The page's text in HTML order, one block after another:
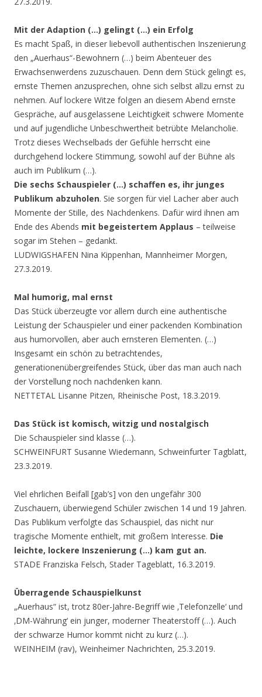
Mit der Adaption (…) gelingt (…) ein Erfolg
Es macht Spaß, in dieser liebevoll authentischen Inszenierung
den „Auerhaus“-Bewohnern (…) beim Abenteuer des
Erwachsenwerdens zuzuschauen. Denn dem Stück gelingt es,
ernste Themen anzusprechen, ohne sich selbst allzu ernst zu
nehmen. Auf lockere Witze folgen an diesem Abend ernste
Gespräche, auf ausgelassene Leichtigkeit schwere Momente
und auf jugendliche Unbeschwertheit betrübte Melancholie.
Trotz dieses Wechselbads der Gefühle herrscht eine
durchgehend lockere Stimmung, sowohl auf der Bühne als
auch im Publikum (…).
Die sechs Schauspieler (…) schaffen es, ihr junges
Publikum abzuholen. Sie sorgen für viel Lacher aber auch
Momente der Stille, des Nachdenkens. Dafür wird ihnen am
Ende des Abends mit begeistertem Applaus – teilweise
sogar im Stehen – gedankt.
LUDWIGSHAFEN Nina Kippenhan, Mannheimer Morgen,
27.3.2019.
Mal humorig, mal ernst
Das Stück überzeugte vor allem durch eine authentische
Leistung der Schauspieler und einer packenden Kombination
aus humorvollen, aber auch ernsteren Elementen. (…)
Insgesamt ein schön zu betrachtendes,
generationenübergreifendes Stück, über das man auch nach
der Vorstellung noch nachdenken kann.
NETTETAL Lisanne Pitzen, Rheinische Post, 18.3.2019.
Das Stück ist komisch, witzig und nostalgisch
Die Schauspieler sind klasse (…).
SCHWEINFURT Susanne Wiedemann, Schweinfurter Tagblatt,
23.3.2019.
Viel ehrlichen Beifall [gab’s] von den ungefähr 300
Zuschauern, überwiegend Schüler zwischen 14 und 19 Jahren.
Das Publikum verfolgte das Schauspiel, das nicht nur
tragische Momente enthielt, mit großem Interesse. Die
leichte, lockere Inszenierung (…) kam gut an.
STADE Franziska Felsch, Stader Tageblatt, 16.3.2019.
Überragende Schauspielkunst
„Auerhaus“ ist, trotz 80er-Jahre-Begriff wie ‚Telefonzelle‘ und
‚DM-Währung‘ ein junger, moderner Theaterstoff (…). Auch
der schwarze Humor kommt nicht zu kurz (…).
WEINHEIM (rav), Weinheimer Nachrichten, 25.3.2019.